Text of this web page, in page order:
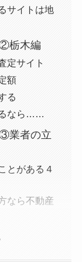
サイトは地
栃木編
定サイト
額
る
るなら……
業者の立
とがある４
なら不動産